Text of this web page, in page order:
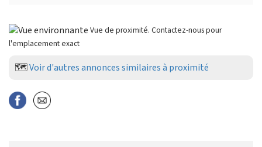
Vue de proximité. Contactez-nous pour
l'emplacement exact
🗺️Voir d'autres annonces similaires à proximité